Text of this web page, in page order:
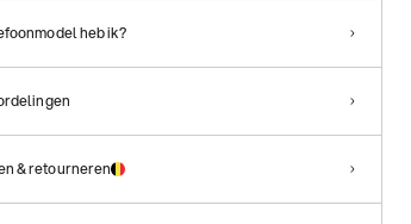
heb ik?
& retourneren